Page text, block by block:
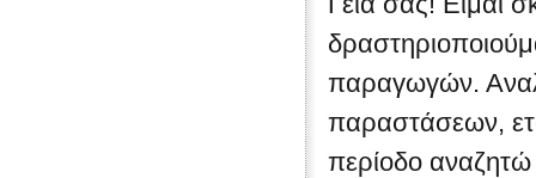
παραγωγών.
παραστάσεων,
περίοδο